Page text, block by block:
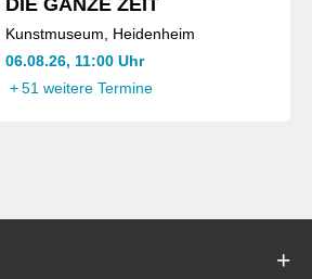
Kunstmuseum, Heidenheim
06.08.26, 11:00 Uhr
+ 51 weitere Termine